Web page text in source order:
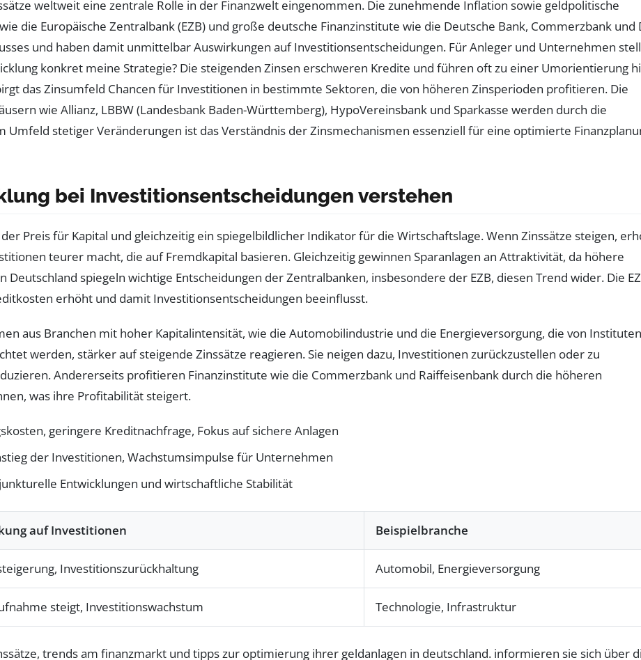
weltweit eine zentrale Rolle in der Finanzwelt eingenommen. Die zunehmende Inflation sowie geldpolitische
die Europäische Zentralbank (EZB) und große deutsche Finanzinstitute wie die Deutsche Bank, Commerzbank und
und haben damit unmittelbar Auswirkungen auf Investitionsentscheidungen. Für Anleger und Unternehmen
konkret meine Strategie? Die steigenden Zinsen erschweren Kredite und führen oft zu einer Umorientierung
das Zinsumfeld Chancen für Investitionen in bestimmte Sektoren, die von höheren Zinsperioden profitieren. Die
wie Allianz, LBBW (Landesbank Baden-Württemberg), HypoVereinsbank und Sparkasse werden durch die
Umfeld stetiger Veränderungen ist das Verständnis der Zinsmechanismen essenziell für eine optimierte
bei Investitionsentscheidungen verstehen
Preis für Kapital und gleichzeitig ein spiegelbildlicher Indikator für die Wirtschaftslage. Wenn Zinssätze steigen,
teurer macht, die auf Fremdkapital basieren. Gleichzeitig gewinnen Sparanlagen an Attraktivität, da höhere
spiegeln wichtige Entscheidungen der Zentralbanken, insbesondere der EZB, diesen Trend wider. Die
erhöht und damit Investitionsentscheidungen beeinflusst.
aus Branchen mit hoher Kapitalintensität, wie die Automobilindustrie und die Energieversorgung, die von Instituten
werden, stärker auf steigende Zinssätze reagieren. Sie neigen dazu, Investitionen zurückzustellen oder zu
Andererseits profitieren Finanzinstitute wie die Commerzbank und Raiffeisenbank durch die höheren
was ihre Profitabilität steigert.
geringere Kreditnachfrage, Fokus auf sichere Anlagen
der Investitionen, Wachstumsimpulse für Unternehmen
Entwicklungen und wirtschaftliche Stabilität
auf Investitionen Beispielbranche
Investitionszurückhaltung Automobil, Energieversorgung
steigt, Investitionswachstum Technologie, Infrastruktur